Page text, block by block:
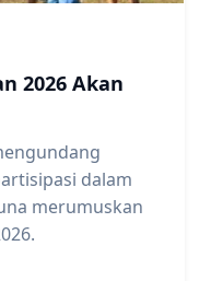
2026 Akan
dalam
merumuskan